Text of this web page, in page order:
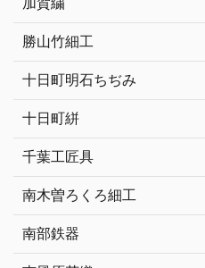
勝山竹細工
十日町明石ちぢみ
十日町絣
千葉工匠具
南木曽ろくろ細工
南部鉄器